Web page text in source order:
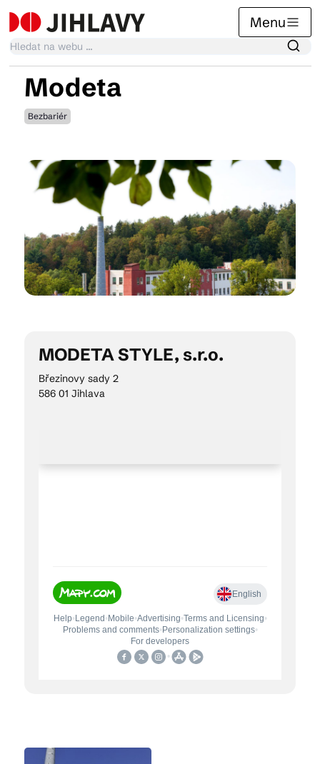
Menu
Kalendář akcí
Suvenýry
Modeta
Bezbariér
MODETA STYLE, s.r.o.
Březinovy sady 2
586 01 Jihlava